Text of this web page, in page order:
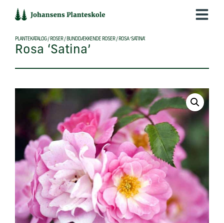
indholdet
PLANTEKATALOG/ ROSER/ BUNDDÆKKENDE ROSER/ ROSA ‘SATINA’
Rosa ‘Satina’